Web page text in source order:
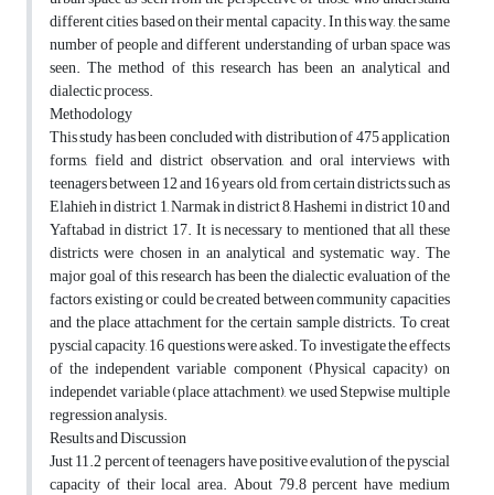
different cities based on their mental capacity. In this way, the same
number of people and different understanding of urban space was
seen. The method of this research has been an analytical and
dialectic process.
Methodology
This study has been concluded with distribution of 475 application
forms, field and district observation, and oral interviews with
teenagers between 12 and 16 years old, from certain districts such as
Elahieh in district 1, Narmak in district 8, Hashemi in district 10 and
Yaftabad in district 17. It is necessary to mentioned that all these
districts were chosen in an analytical and systematic way. The
major goal of this research has been the dialectic evaluation of the
factors existing or could be created between community capacities
and the place attachment for the certain sample districts. To creat
pyscial capacity, 16 questions were asked. To investigate the effects
of the independent variable component (Physical capacity) on
independet variable (place attachment), we used Stepwise multiple
regression analysis.
Results and Discussion
Just 11.2 percent of teenagers have positive evalution of the pyscial
capacity of their local area. About 79.8 percent have medium